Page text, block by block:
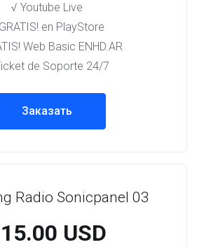
√ Youtube Live
en PlayStore​
Web Basic ENHD.AR
de Soporte 24/7
Заказать
Radio Sonicpanel 03
USD